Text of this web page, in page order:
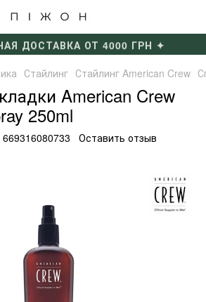
ДОСТАВКА ОТ 4000 ГРН ✦
Стайлинг Стайлинг American Crew
American Crew
250ml
669316080733 Оставить отзыв